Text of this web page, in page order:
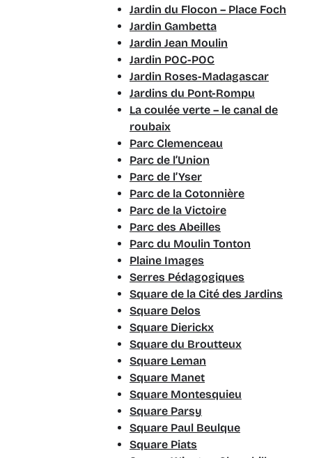
Jardin du Flocon – Place Foch
Jardin Gambetta
Jardin Jean Moulin
Jardin POC-POC
Jardin Roses-Madagascar
Jardins du Pont-Rompu
La coulée verte – le canal de
roubaix
Parc Clemenceau
Parc de l’Union
Parc de l’Yser
Parc de la Cotonnière
Parc de la Victoire
Parc des Abeilles
Parc du Moulin Tonton
Plaine Images
Serres Pédagogiques
Square de la Cité des Jardins
Square Delos
Square Dierickx
Square du Broutteux
Square Leman
Square Manet
Square Montesquieu
Square Parsy
Square Paul Beulque
Square Piats